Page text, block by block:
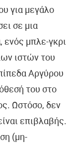
για μεγάλο
σε μια
, ενός μπλε-γκρι
ιστών του
Αργύρου
του στο
Ωστόσο, δεν
επιβλαβής.
(μη-